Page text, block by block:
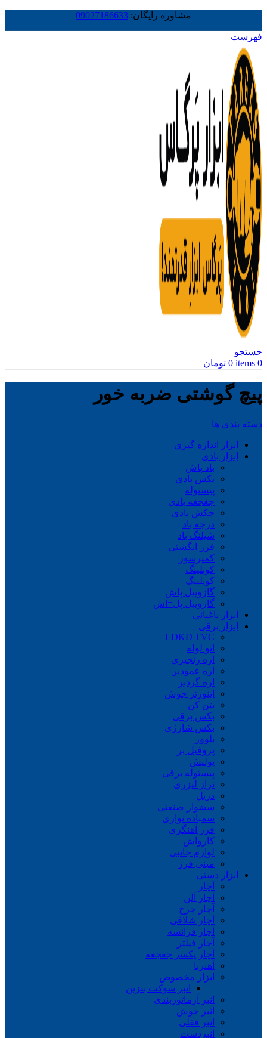
مشاوره رایگان: 09027186633
فهرست
جستجو
0
items
0 تومان
پیچ گوشتی ضربه خور
دسته بندی ها
ابزار اندازه گیری
ابزار بادی
باد پاش
بکس بادی
پیستوله
جغجغه بادی
چکش بادی
درجه باد
شیلنگ باد
فرز انگشتی
کمپرسور
کوبلینگ
کوپلینگ
گازوییل پاش
گازوییل پل=اش
ابزار باغبانی
ابزار برقی
LDKD TVC
اتو لوله
اره زنجیری
اره عمودبر
اره گردبر
اینورتر جوش
بتن کن
بکس برقی
بکس شارژی
بلوور
پروفیل بر
پولیش
پیستوله برقی
تراز لیزری
دریل
سشوار صنعتی
سمباده نواری
فرز آهنگری
کارواش
لوازم جانبی
مینی فرز
ابزار دستی
آچار
آچار آلن
آچار چرخ
آچار شلاقی
آچار فرانسه
آچار فیلتر
آچار یکسر جغجغه
آهنربا
ابزار مخصوص
انبر سوکت بنزین
انبر آرماتوربندی
انبر جوش
انبر قفلی
انبردست